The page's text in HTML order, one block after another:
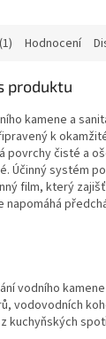
Hodnocení
produktu
kamene a
k
povrchy čisté a
Účinný systém
film, který
napomáhá
vodního
vodovodních
kuchyňských